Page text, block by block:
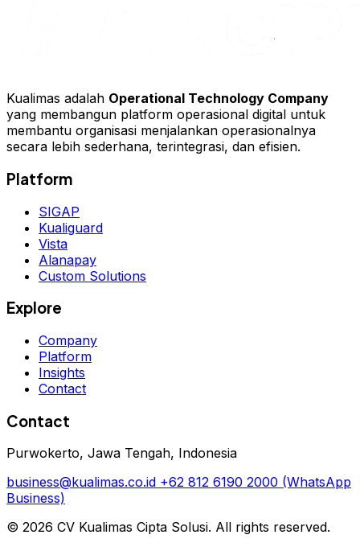
Kualimas adalah Operational Technology Company
yang membangun platform operasional digital untuk
membantu organisasi menjalankan operasionalnya
secara lebih sederhana, terintegrasi, dan efisien.
Platform
SIGAP
Kualiguard
Vista
Alanapay
Custom Solutions
Explore
Company
Platform
Insights
Contact
Contact
Purwokerto, Jawa Tengah, Indonesia
business@kualimas.co.id +62 812 6190 2000 (WhatsApp
Business)
© 2026 CV Kualimas Cipta Solusi. All rights reserved.